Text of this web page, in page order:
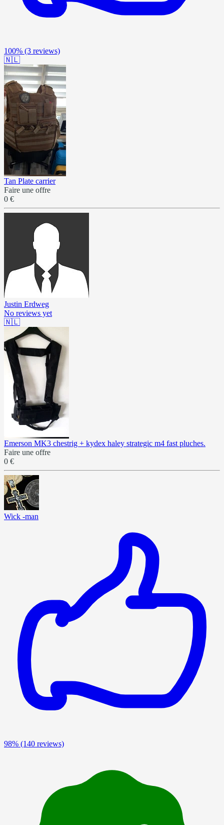
100% (3 reviews)
🇳🇱
Tan Plate carrier
Faire une offre
0 €
Justin Erdweg
No reviews yet
🇳🇱
Emerson MK3 chestrig + kydex haley strategic m4 fast pluches.
Faire une offre
0 €
Wick -man
98% (140 reviews)